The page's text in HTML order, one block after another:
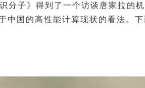
分子》得到了一个访谈唐家拉的
国的高性能计算现状的看法。下